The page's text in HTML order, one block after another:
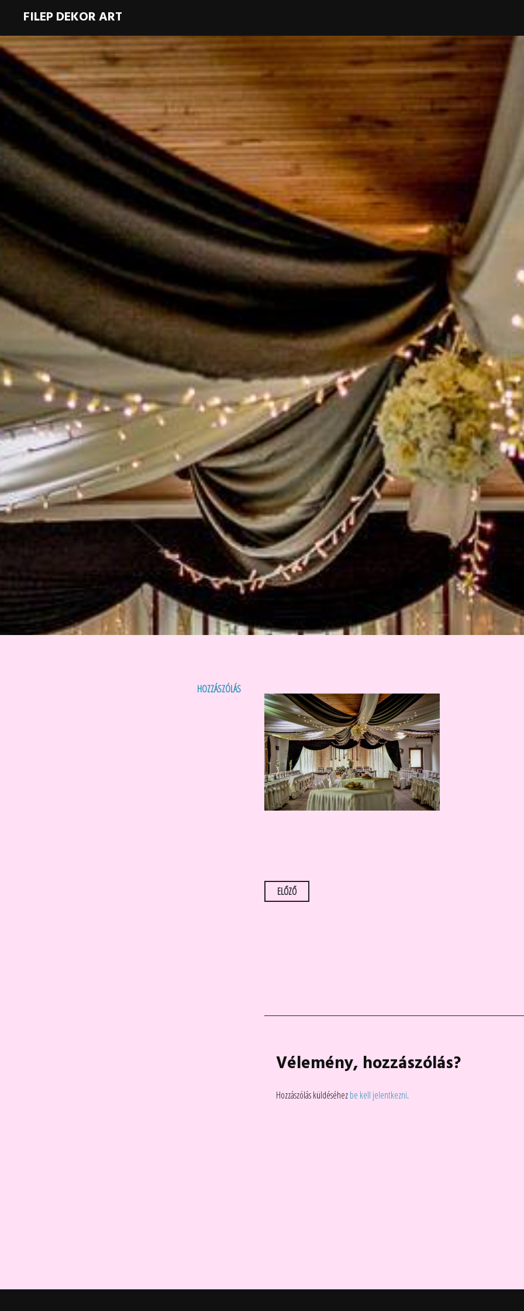
FILEP DEKOR ART
2016-01-27
Tovább
HOZZÁSZÓLÁS
Bejegyzések
ELŐZŐ
Vélemény, hozzászólás?
Hozzászólás küldéséhezbe kell jelentkezni.